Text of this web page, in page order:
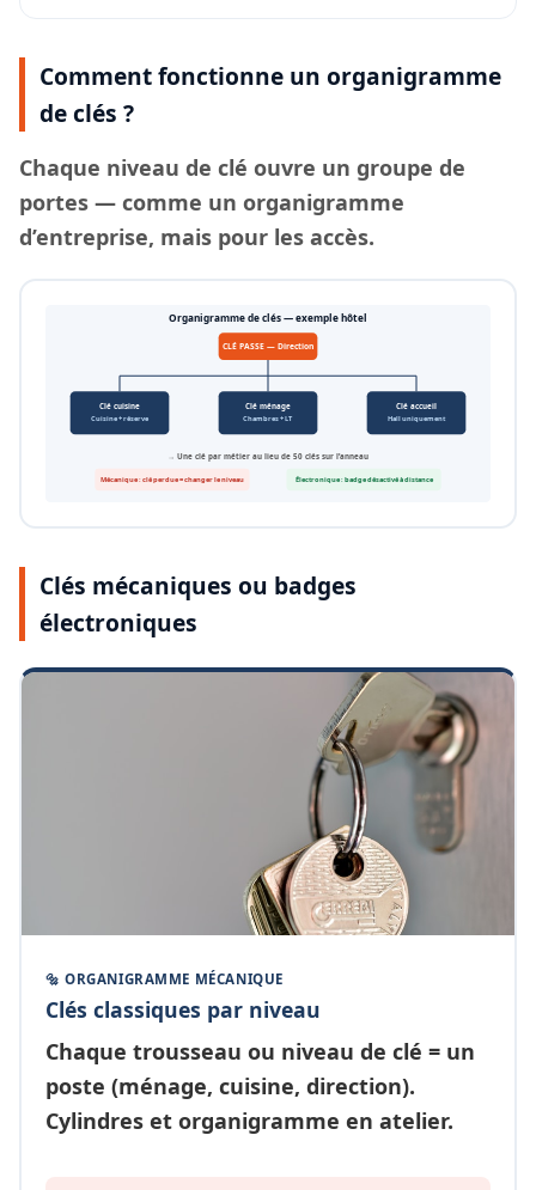
Comment fonctionne un organigramme
de clés ?
Chaque niveau de clé ouvre un groupe de
portes — comme un organigramme
d’entreprise, mais pour les accès.
Organigramme de clés — exemple hôtel
CLÉ PASSE — Direction
Clé cuisine
Cuisine + réserve
Clé ménage
Chambres + LT
Clé accueil
Hall uniquement
→ Une clé par métier au lieu de 50 clés sur l’anneau
Mécanique : clé perdue = changer le niveau Électronique : badge désactivé à distance
Clés mécaniques ou badges
électroniques
🔩 ORGANIGRAMME MÉCANIQUE
Clés classiques par niveau
Chaque trousseau ou niveau de clé = un
poste (ménage, cuisine, direction).
Cylindres et organigramme en atelier.